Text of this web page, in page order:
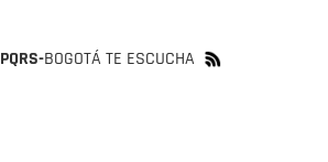
PQRS-BOGOTÁ TE ESCUCHA